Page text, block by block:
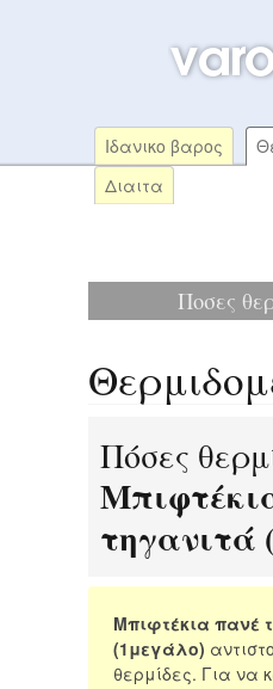
Ιδανικο βαρος
Διαιτα
Ποσες
Πόσες
τηγανιτά
Μπιφτέκια πανέ
(1μεγάλο)
θερμίδες. Για να